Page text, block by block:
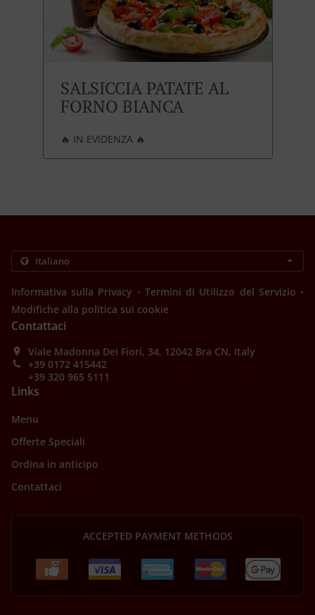
SALSICCIA PATATE AL
FORNO BIANCA
🔥 IN EVIDENZA 🔥
Informativa sulla Privacy . Termini di Utilizzo del Servizio .
Modifiche alla politica sui cookie
Contattaci
Viale Madonna Dei Fiori, 34, 12042 Bra CN, Italy
+39 0172 415442
+39 320 965 5111
Links
Menu
Offerte Speciali
Ordina in anticipo
Contattaci
ACCEPTED PAYMENT METHODS